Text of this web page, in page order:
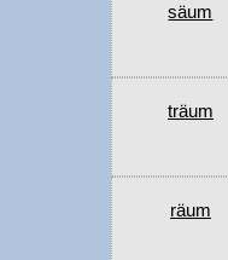
säum
träum
räum